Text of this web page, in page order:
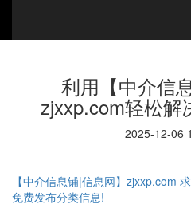
利用【中介信
zjxxp.com轻松解
2025-12-06
【中介信息铺|信息网】zjxxp.com
免费发布分类信息!